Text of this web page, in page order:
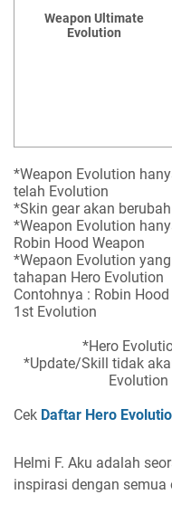
Weapon Ultimate
Evolution
*Weapon Evolution
telah Evolution
*Skin gear akan
*Weapon Evolution
Robin Hood Weapon
*Wepaon Evolution
tahapan Hero Evolution
Contohnya : Robin
1st Evolution
*Hero
*Update/Skill tidak
Cek Daftar Hero
Helmi F. Aku adalah
inspirasi dengan